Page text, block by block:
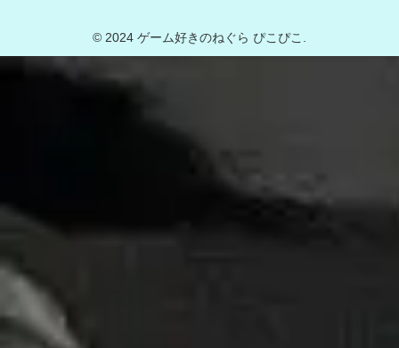
© 2024 ゲーム好きのねぐら ぴこぴこ.